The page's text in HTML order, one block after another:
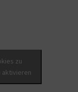
zu
aktivieren